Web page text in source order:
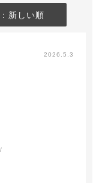
新しい順
2026.5.3